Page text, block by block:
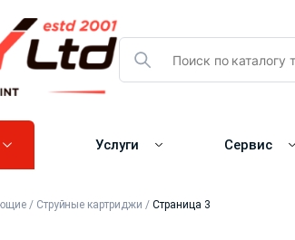
Услуги Сервис
/ Струйные картриджи /Страница 3